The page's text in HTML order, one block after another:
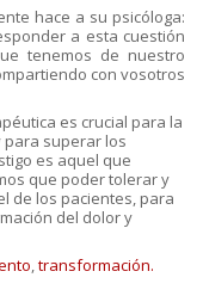
hace a su psicóloga:
a esta cuestión
tenemos de nuestro
con vosotros
es crucial para la
superar los
es aquel que
que poder tolerar y
de los pacientes, para
del dolor y
,transformación.